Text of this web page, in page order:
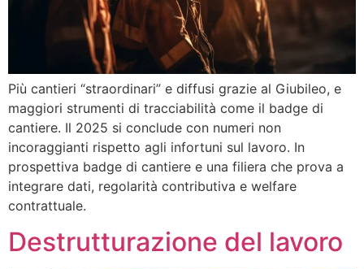
Più cantieri “straordinari” e diffusi grazie al Giubileo, e
maggiori strumenti di tracciabilità come il badge di
cantiere. Il 2025 si conclude con numeri non
incoraggianti rispetto agli infortuni sul lavoro. In
prospettiva badge di cantiere e una filiera che prova a
integrare dati, regolarità contributiva e welfare
contrattuale.
Destrutturazione del lavoro